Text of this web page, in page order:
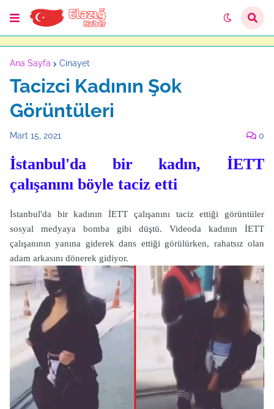
Ana Sayfa Cinayet
Tacizci Kadının Şok
Görüntüleri
Mart 15, 2021 0
İstanbul'da bir kadın, İETT
çalışanını böyle taciz etti
İstanbul'da bir kadının İETT çalışanını taciz ettiği görüntüler
sosyal medyaya bomba gibi düştü. Videoda kadının İETT
çalışanının yanına giderek dans ettiği görülürken, rahatsız olan
adam arkasını dönerek gidiyor.